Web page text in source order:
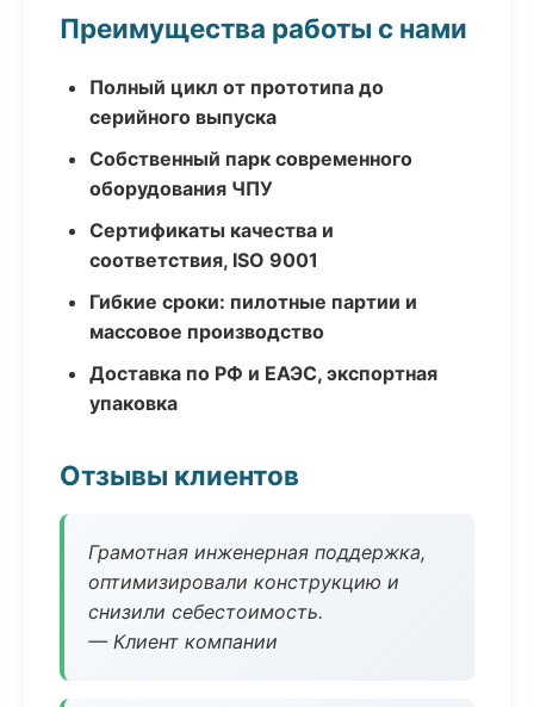
Преимущества работы с нами
Полный цикл от прототипа до
серийного выпуска
Собственный парк современного
оборудования ЧПУ
Сертификаты качества и
соответствия, ISO 9001
Гибкие сроки: пилотные партии и
массовое производство
Доставка по РФ и ЕАЭС, экспортная
упаковка
Отзывы клиентов
Грамотная инженерная поддержка,
оптимизировали конструкцию и
снизили себестоимость.
— Клиент компании